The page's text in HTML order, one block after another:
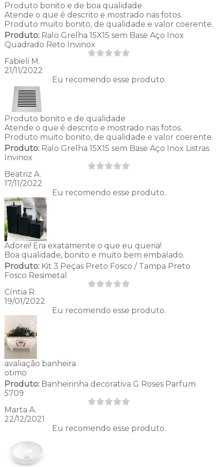
Produto bonito e de boa qualidade
Atende o que é descrito e mostrado nas fotos.
Produto muito bonito, de qualidade e valor coerente.
Produto:Ralo Grelha 15X15 sem Base Aço Inox
Quadrado Reto Invinox
Fabieli M.
21/11/2022
Eu recomendo esse produto.
Produto bonito e de qualidade
Atende o que é descrito e mostrado nas fotos.
Produto muito bonito, de qualidade e valor coerente.
Produto:Ralo Grelha 15X15 sem Base Aço Inox Listras
Invinox
Beatriz A.
17/11/2022
Eu recomendo esse produto.
Adorei! Era exatamente o que eu queria!
Boa qualidade, bonito e muito bem embalado.
Produto:Kit 3 Peças Preto Fosco / Tampa Preto
Fosco Resimetal
Cíntia R.
19/01/2022
Eu recomendo esse produto.
avaliação banheira
otimo
Produto:Banheirinha decorativa G Roses Parfum
5709
Marta A.
22/12/2021
Eu recomendo esse produto.